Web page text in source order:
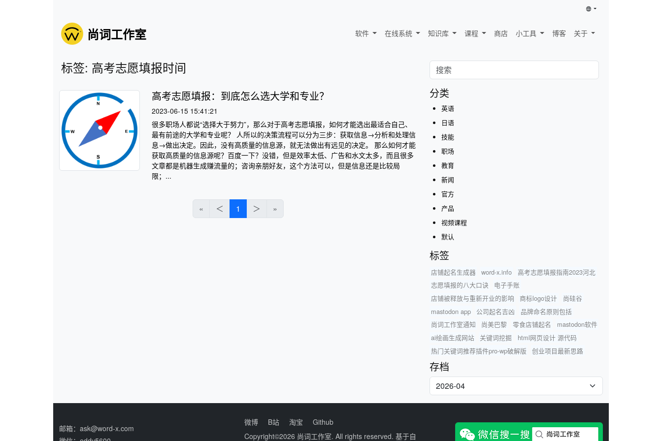
尚词工作室 软件 在线系统 知识库 课程 商店 小工具 博客 关于
标签: 高考志愿填报时间
高考志愿填报：到底怎么选大学和专业？
2023-06-15 15:41:21
很多职场人都说“选择大于努力”，那么对于高考志愿填报，如何才能选出最适合自己、
最有前途的大学和专业呢？ 人所以的决策流程可以分为三步：获取信息→分析和处理信
息→做出决定。因此，没有高质量的信息源，就无法做出有远见的决定。 那么如何才能
获取高质量的信息源呢？百度一下？没错，但是效率太低、广告和水文太多，而且很多
文章都是机器生成赚流量的；咨询亲朋好友，这个方法可以，但是信息还是比较局
限；...
« ＜ 1 ＞ »
分类
英语
日语
技能
职场
教育
新闻
官方
产品
视频课程
默认
标签
店铺起名生成器 word-x.info
高考志愿填报指南2023河北
志愿填报的八大口诀
电子手账
店铺被释放与重新开业的影响
商标logo设计
尚硅谷
mastodon app
公司起名吉凶
品牌命名原则包括
尚词工作室通知
尚美巴黎 零食店铺起名
mastodon软件
ai绘画生成网站
关键词挖掘
html网页设计 源代码
热门关键词推荐插件pro-wp破解版
创业项目最新思路
存档
邮箱：ask@word-x.com
微博 B站 淘宝
Github
Copyright©2026 尚词工作室. All rights reserved. 基于自